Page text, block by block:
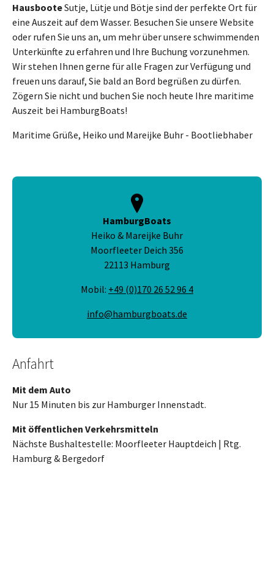
HausbooteSutje, Lütje und Bötje sind der perfekte Ort für
eine Auszeit auf dem Wasser. Besuchen Sie unsere Website
oder rufen Sie uns an, um mehr über unsere schwimmenden
Unterkünfte zu erfahren und Ihre Buchung vorzunehmen.
Wir stehen Ihnen gerne für alle Fragen zur Verfügung und
freuen uns darauf, Sie bald an Bord begrüßen zu dürfen.
Zögern Sie nicht und buchen Sie noch heute Ihre maritime
Auszeit bei HamburgBoats!
Maritime Grüße, Heiko und Mareijke Buhr - Bootliebhaber
HamburgBoats
Heiko & Mareijke Buhr
Moorfleeter Deich 356
22113 Hamburg
Mobil: +49 (0)170 26 52 96 4
info@hamburgboats.de
Anfahrt
Mit dem Auto
Nur 15 Minuten bis zur Hamburger Innenstadt.
Mit öffentlichen Verkehrsmitteln
Nächste Bushaltestelle: Moorfleeter Hauptdeich | Rtg.
Hamburg & Bergedorf